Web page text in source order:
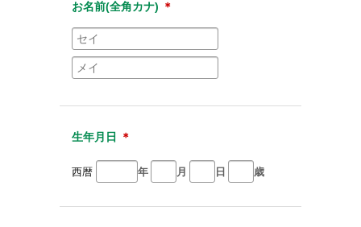
お名前(全角カナ) ＊
生年月日 ＊
西暦 年 月 日 歳